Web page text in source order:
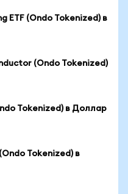
ETF (Ondo Tokenized) в
(Ondo Tokenized)
Tokenized) в Доллар
Tokenized) в